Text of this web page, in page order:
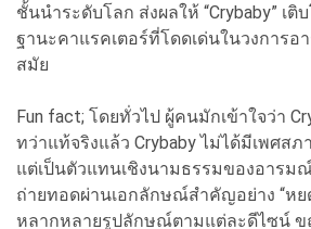
ชั้นนำระดับโลก ส่งผลให้ “Crybaby” เติ
ฐานะคาแรคเตอร์ที่โดดเด่นในวงการอ
สมัย
Fun fact; โดยทั่วไป ผู้คนมักเข้าใจว่า
ทว่าแท้จริงแล้ว Crybaby ไม่ได้มีเพศส
แต่เป็นตัวแทนเชิงนามธรรมของอารม
ถ่ายทอดผ่านเอกลักษณ์สำคัญอย่าง “หย
หลากหลายรูปลักษณ์ตามแต่ละดีไซน์ ข